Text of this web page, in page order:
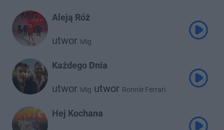
Aleją Róż
utwor Mig
Każdego Dnia
utwor Mig utwor Ronnie Ferrari
Hej Kochana